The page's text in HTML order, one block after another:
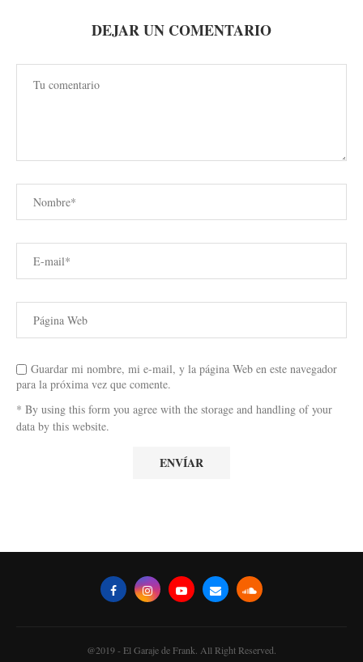
DEJAR UN COMENTARIO
Guardar mi nombre, mi e-mail, y la página Web en este navegador
para la próxima vez que comente.
* By using this form you agree with the storage and handling of your
data by this website.
@2019 - El Garaje de Frank. All Right Reserved.